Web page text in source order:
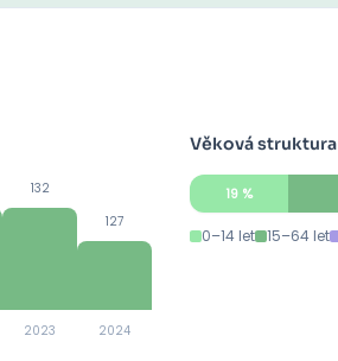
132
2023
127
2024
Věková struktura
19 %
0–14 let 15–64 let